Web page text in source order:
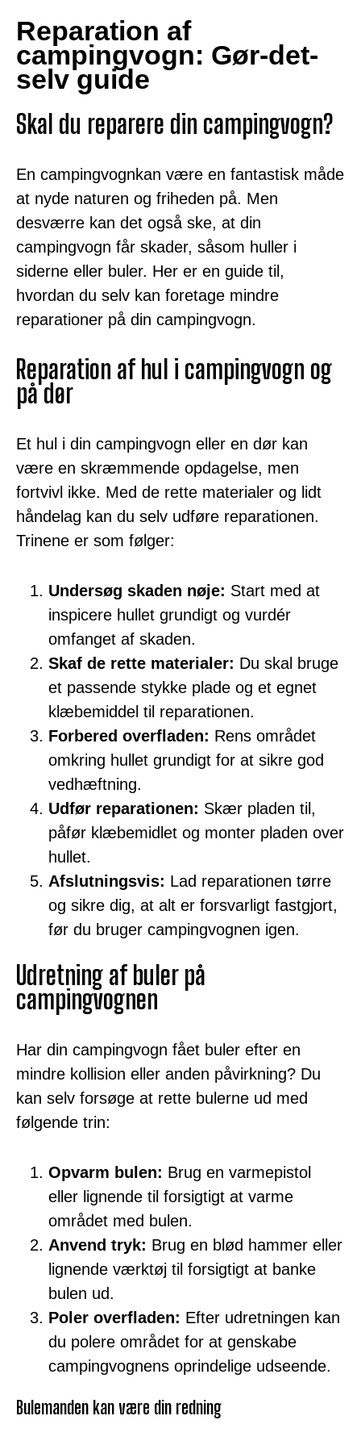
Reparation af
campingvogn: Gør-det-
selv guide
Skal du reparere din campingvogn?
En campingvognkan være en fantastisk måde
at nyde naturen og friheden på. Men
desværre kan det også ske, at din
campingvogn får skader, såsom huller i
siderne eller buler. Her er en guide til,
hvordan du selv kan foretage mindre
reparationer på din campingvogn.
Reparation af hul i campingvogn og
på dør
Et hul i din campingvogn eller en dør kan
være en skræmmende opdagelse, men
fortvivl ikke. Med de rette materialer og lidt
håndelag kan du selv udføre reparationen.
Trinene er som følger:
Undersøg skaden nøje: Start med at
inspicere hullet grundigt og vurdér
omfanget af skaden.
Skaf de rette materialer: Du skal bruge
et passende stykke plade og et egnet
klæbemiddel til reparationen.
Forbered overfladen: Rens området
omkring hullet grundigt for at sikre god
vedhæftning.
Udfør reparationen: Skær pladen til,
påfør klæbemidlet og monter pladen over
hullet.
Afslutningsvis: Lad reparationen tørre
og sikre dig, at alt er forsvarligt fastgjort,
før du bruger campingvognen igen.
Udretning af buler på
campingvognen
Har din campingvogn fået buler efter en
mindre kollision eller anden påvirkning? Du
kan selv forsøge at rette bulerne ud med
følgende trin:
Opvarm bulen: Brug en varmepistol
eller lignende til forsigtigt at varme
området med bulen.
Anvend tryk: Brug en blød hammer eller
lignende værktøj til forsigtigt at banke
bulen ud.
Poler overfladen: Efter udretningen kan
du polere området for at genskabe
campingvognens oprindelige udseende.
Bulemanden kan være din redning